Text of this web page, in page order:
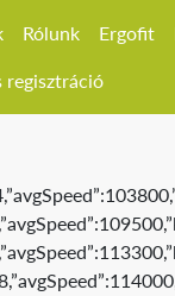
Rólunk Ergofit
regisztráció